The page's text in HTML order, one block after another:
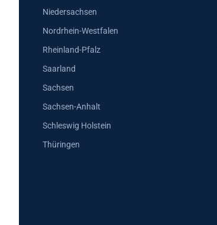
Niedersachsen
Nordrhein-Westfalen
Rheinland-Pfalz
Saarland
Sachsen
Sachsen-Anhalt
Schleswig Holstein
Thüringen